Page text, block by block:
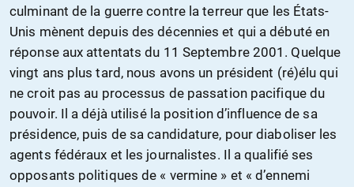
culminant de la guerre contre la terreur que les États-
Unis mènent depuis des décennies et qui a débuté en
réponse aux attentats du 11 Septembre 2001. Quelque
vingt ans plus tard, nous avons un président (ré)élu qui
ne croit pas au processus de passation pacifique du
pouvoir. Il a déjà utilisé la position d’influence de sa
présidence, puis de sa candidature, pour diaboliser les
agents fédéraux et les journalistes. Il a qualifié ses
opposants politiques de « vermine » et « d’ennemi